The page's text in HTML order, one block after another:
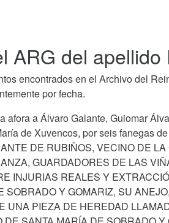
ARG del apellido
encontrados en el Archivo del
por fecha.
afora a Álvaro Galante, Guiomar
de Xuvencos, por seis fanegas
DE RUBIÑOS, VECINO DE
GUARDADORES DE LAS
INJURIAS REALES Y
SOBRADO Y GOMARIZ, SU
UNA PIEZA DE HEREDAD